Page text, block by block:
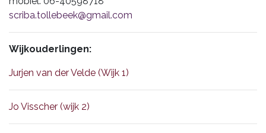
scriba.tollebeek@gmail.com
Wijkouderlingen:
Jurjen van der Velde (Wijk 1)
Jo Visscher (wijk 2)